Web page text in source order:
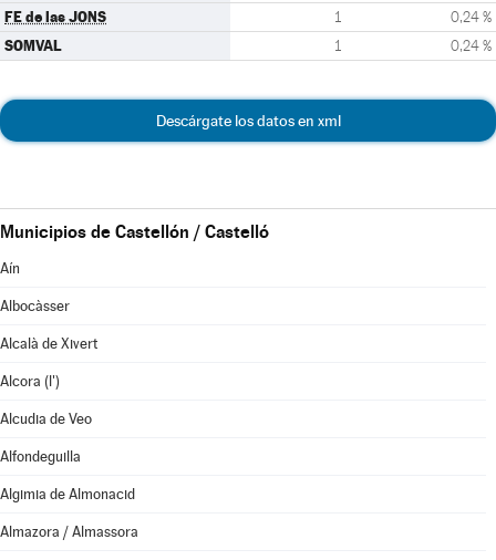
FE de las JONS 1 0,24 %
SOMVAL 1 0,24 %
Descárgate los datos en xml
Municipios de Castellón / Castelló
Aín
Albocàsser
Alcalà de Xivert
Alcora (l')
Alcudia de Veo
Alfondeguilla
Algimia de Almonacid
Almazora / Almassora